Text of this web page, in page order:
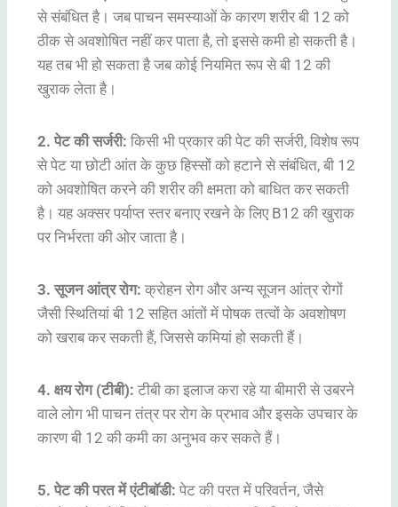
से संबंधित है। जब पाचन समस्याओं के कारण शरीर बी 12 को
ठीक से अवशोषित नहीं कर पाता है, तो इससे कमी हो सकती है।
यह तब भी हो सकता है जब कोई नियमित रूप से बी 12 की
खुराक लेता है।
2. पेट की सर्जरी: किसी भी प्रकार की पेट की सर्जरी, विशेष रूप
से पेट या छोटी आंत के कुछ हिस्सों को हटाने से संबंधित, बी 12
को अवशोषित करने की शरीर की क्षमता को बाधित कर सकती
है। यह अक्सर पर्याप्त स्तर बनाए रखने के लिए B12 की खुराक
पर निर्भरता की ओर जाता है।
3. सूजन आंत्र रोग: क्रोहन रोग और अन्य सूजन आंत्र रोगों
जैसी स्थितियां बी 12 सहित आंतों में पोषक तत्वों के अवशोषण
को खराब कर सकती हैं, जिससे कमियां हो सकती हैं।
4. क्षय रोग (टीबी): टीबी का इलाज करा रहे या बीमारी से उबरने
वाले लोग भी पाचन तंत्र पर रोग के प्रभाव और इसके उपचार के
कारण बी 12 की कमी का अनुभव कर सकते हैं।
5. पेट की परत में एंटीबॉडी: पेट की परत में परिवर्तन, जैसे